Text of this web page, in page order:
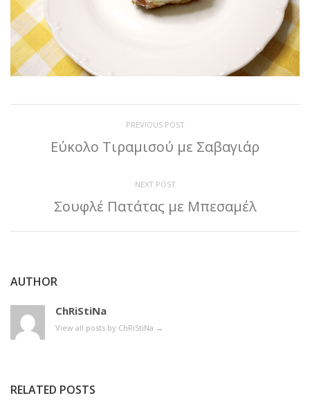
PREVIOUS POST
Εύκολο Τιραμισού με Σαβαγιάρ
NEXT POST
Σουφλέ Πατάτας με Μπεσαμέλ
AUTHOR
ChRiStiNa
View all posts by ChRiStiNa →
RELATED POSTS